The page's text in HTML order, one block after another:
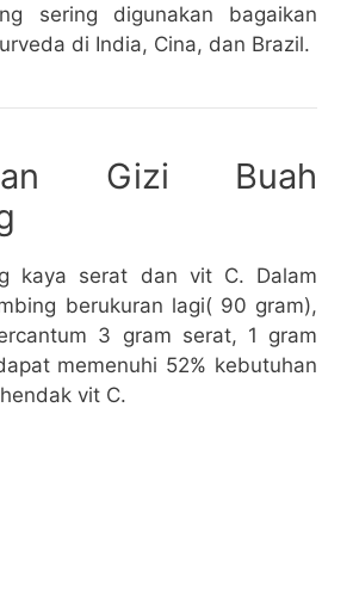
sering digunakan bagaikan
di India, Cina, dan Brazil.
Gizi Buah
kaya serat dan vit C. Dalam
berukuran lagi( 90 gram),
3 gram serat, 1 gram
memenuhi 52% kebutuhan
vit C.